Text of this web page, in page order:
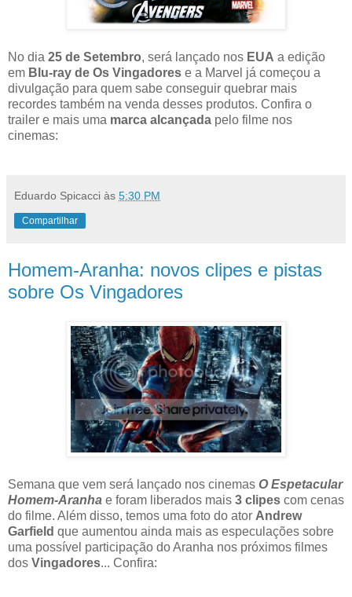
No dia 25 de Setembro, será lançado nos EUA a edição
em Blu-ray de Os Vingadores e a Marvel já começou a
divulgação para quem sabe conseguir quebrar mais
recordes também na venda desses produtos. Confira o
trailer e mais uma marca alcançada pelo filme nos
cinemas:
Eduardo Spicacci às 5:30 PM
Compartilhar
Homem-Aranha: novos clipes e pistas
sobre Os Vingadores
Semana que vem será lançado nos cinemas O Espetacular
Homem-Aranha e foram liberados mais 3 clipes com cenas
do filme. Além disso, temos uma foto do ator Andrew
Garfield que aumentou ainda mais as especulações sobre
uma possível participação do Aranha nos próximos filmes
dos Vingadores... Confira: